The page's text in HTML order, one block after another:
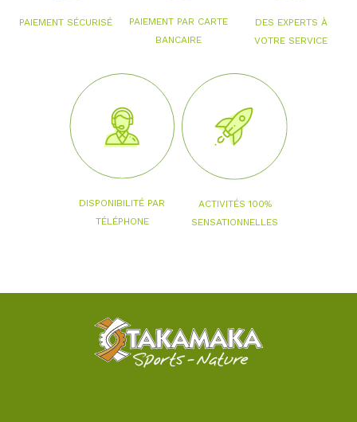
PAIEMENT SÉCURISÉ
PAIEMENT PAR CARTE
BANCAIRE
DES EXPERTS À
VOTRE SERVICE
DISPONIBILITÉ PAR
TÉLÉPHONE
ACTIVITÉS 100%
SENSATIONNELLES